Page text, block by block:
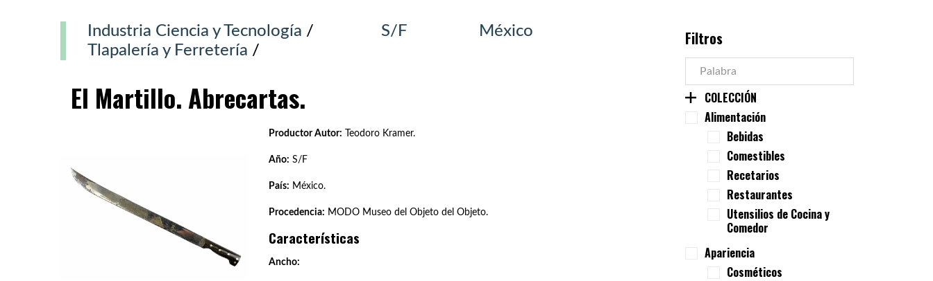
Industria Ciencia y Tecnología /
Tlapalería y Ferretería /
S/F México
El Martillo. Abrecartas.
Productor Autor: Teodoro Kramer.
Año: S/F
País: México.
Procedencia: MODO Museo del Objeto del Objeto.
Características
Ancho:
Filtros
COLECCIÓN
Alimentación
Bebidas
Comestibles
Recetarios
Restaurantes
Utensilios de Cocina y
Comedor
Apariencia
Cosméticos